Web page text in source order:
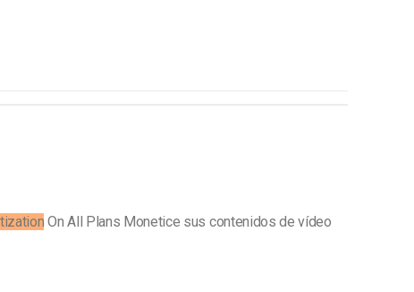
On All Plans Monetice sus contenidos de vídeo